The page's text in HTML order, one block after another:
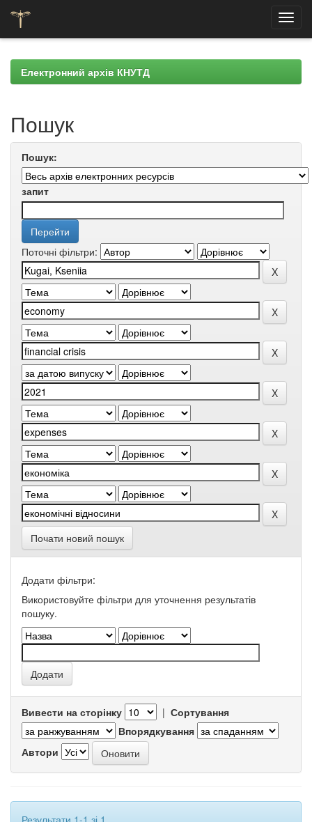
navigationЕлектронний архів КНУТД
Пошук
Пошук:
запит
Поточні фільтри:
Почати новий пошук
Додати фільтри:
Використовуйте фільтри для уточнення результатів
пошуку.
Вивести на сторінку | Сортування
Впорядкування
Автори
Результати 1-1 зі 1.